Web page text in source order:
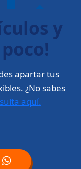
y
apartar tus
¿No sabes
aquí.